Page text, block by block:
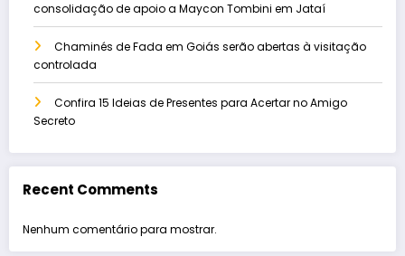
consolidação de apoio a Maycon Tombini em Jataí
Chaminés de Fada em Goiás serão abertas à visitação
controlada
Confira 15 Ideias de Presentes para Acertar no Amigo
Secreto
Recent Comments
Nenhum comentário para mostrar.